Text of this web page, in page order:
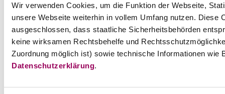
Wir verwenden Cookies, um die Funktion der Webseite,
unsere Webseite weiterhin in vollem Umfang nutzen.
ausgeschlossen, dass staatliche Sicherheitsbehörden
keine wirksamen Rechtsbehelfe und
Zuordnung möglich ist) sowie technische Informationen
Datenschutzerklärung.